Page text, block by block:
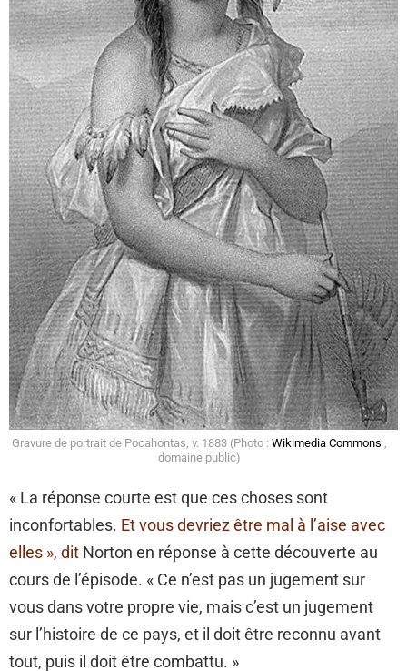
Gravure de portrait de Pocahontas, v. 1883 (Photo : Wikimedia Commons
domaine public)
« La réponse courte est que ces choses sont
inconfortables. Et vous devriez être mal à l’aise avec
elles », dit Norton en réponse à cette découverte au
cours de l’épisode. « Ce n’est pas un jugement sur
vous dans votre propre vie, mais c’est un jugement
sur l’histoire de ce pays, et il doit être reconnu avant
tout, puis il doit être combattu. »